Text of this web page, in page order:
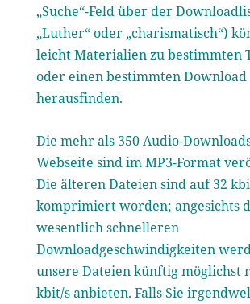
„Suche“-Feld über der
„Luther“ oder „charismatisch“)
leicht Materialien zu bestimmten
oder einen bestimmten Download
herausfinden.
Die mehr als 350 Audio-
Webseite sind im MP3-Format
Die älteren Dateien sind auf 32
komprimiert worden; angesichts
wesentlich schnelleren
Downloadgeschwindigkeiten
unsere Dateien künftig möglichst
kbit/s anbieten. Falls Sie